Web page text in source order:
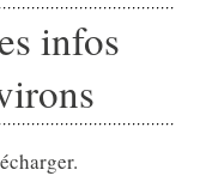
infos